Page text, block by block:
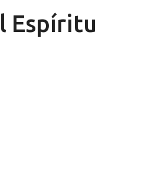
Espíritu